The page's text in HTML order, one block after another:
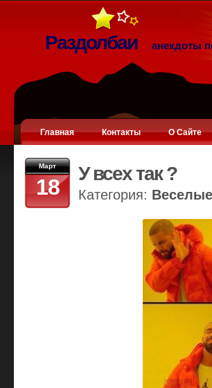
Раздолбаи анекдоты
Главная Контакты О Сайте
Март
18
У всех так ?
Категория: